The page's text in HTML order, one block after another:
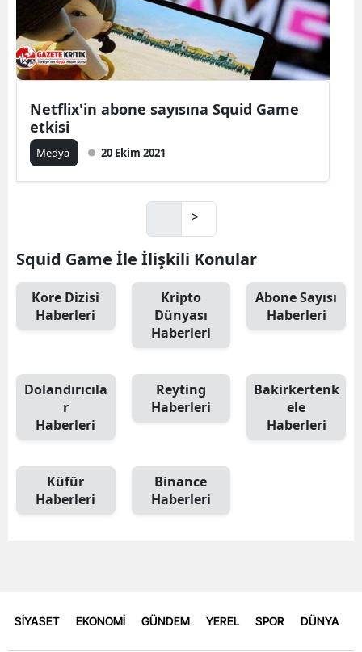
Netflix'in abone sayısına Squid Game
etkisi
Medya 20 Ekim 2021
>
Squid Game İle İlişkili Konular
Kore Dizisi
Haberleri
Kripto
Dünyası
Haberleri
Abone Sayısı
Haberleri
Dolandırıcıla
r
Haberleri
Reyting
Haberleri
Bakirkertenk
ele
Haberleri
Küfür
Haberleri
Binance
Haberleri
SİYASET EKONOMİ GÜNDEM YEREL SPOR DÜNYA